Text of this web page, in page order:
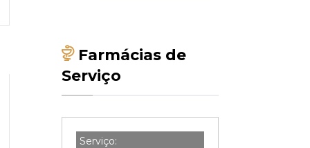
Farmácias de
Serviço
Serviço: